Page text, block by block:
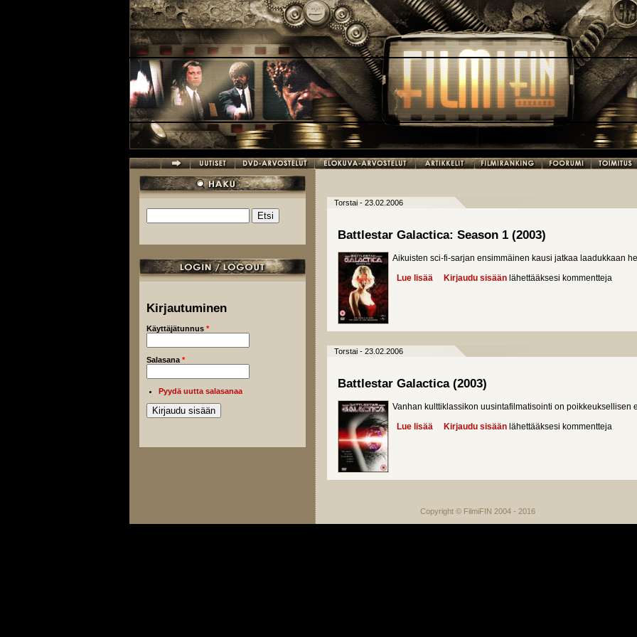
Hakulomake
Kirjautuminen
Käyttäjätunnus *
Salasana *
Pyydä uutta salasanaa
Torstai - 23.02.2006
Battlestar Galactica: Season 1 (2003)
Aikuisten sci-fi-sarjan ensimmäinen kausi jatkaa laadukkaan
Lue lisää about Battlestar Galactica: Season 1 (2003)
Kirjaudu sisään lähettääksesi kommentteja
Torstai - 23.02.2006
Battlestar Galactica (2003)
Vanhan kulttiklassikon uusintafilmatisointi on poikkeuksellisen
Lue lisää about Battlestar Galactica (2003)
Kirjaudu sisään lähettääksesi kommentteja
Copyright © FilmiFIN 2004 - 2016